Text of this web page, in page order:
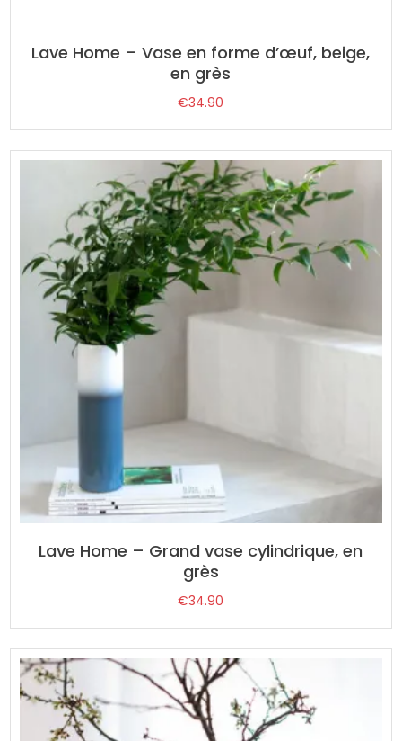
Lave Home – Vase en forme d’œuf, beige,
en grès
€34.90
Lave Home – Grand vase cylindrique, en
grès
€34.90